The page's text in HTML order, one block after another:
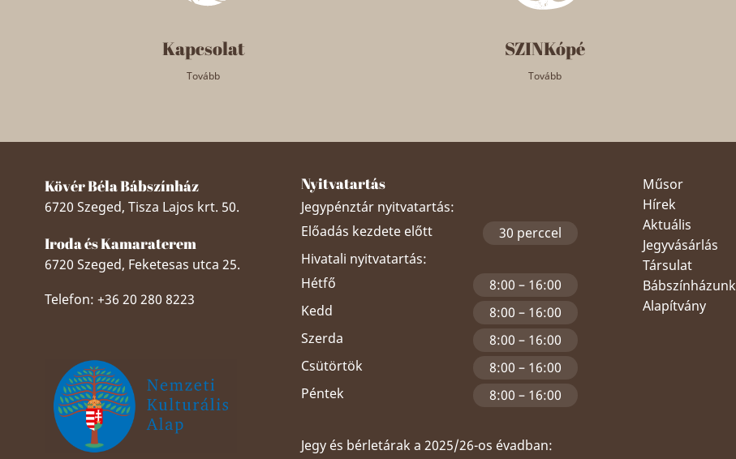
Kapcsolat
Tovább
SZINKópé
Tovább
Kövér Béla Bábszínház
6720 Szeged, Tisza Lajos krt. 50.
Iroda és Kamaraterem
6720 Szeged, Feketesas utca 25.
Telefon: +36 20 280 8223
Nyitvatartás
Jegypénztár nyitvatartás:
Előadás kezdete előtt
30 perccel
Hivatali nyitvatartás:
Hétfő
8:00 – 16:00
Kedd
8:00 – 16:00
Szerda
8:00 – 16:00
Csütörtök
8:00 – 16:00
Péntek
8:00 – 16:00
Jegy és bérletárak a 2025/26-os évadban:
Műsor
Hírek
Aktuális
Jegyvásárlás
Társulat
Bábszínházunk
Alapítvány